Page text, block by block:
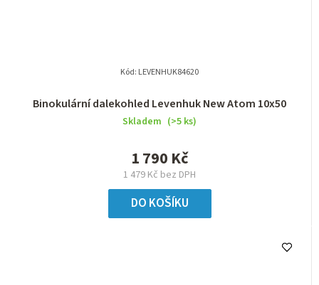
Binokulární dalekohled Levenhuk New Atom 10x50
Skladem (>5 ks)
1 479 Kč bez DPH
1 790 Kč
DO KOŠÍKU
Kód: LEVENHUK84620